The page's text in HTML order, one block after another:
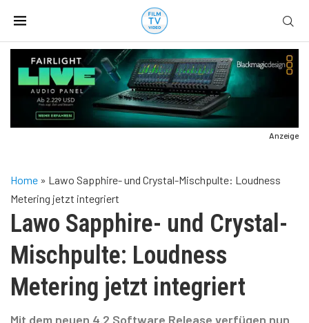
Anzeige
Home » Lawo Sapphire- und Crystal-Mischpulte: Loudness
Metering jetzt integriert
Lawo Sapphire- und Crystal-
Mischpulte: Loudness
Metering jetzt integriert
Mit dem neuen 4.2 Software Release verfügen nun